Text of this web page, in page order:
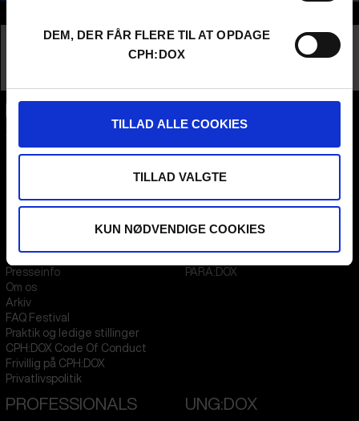
DEM, DER FÅR FLERE TIL AT OPDAGE
CPH:DOX
TILLAD ALLE COOKIES
TILLAD VALGTE
KUN NØDVENDIGE COOKIES
Nationalitet
Poland
Sundance Film Festival
Flæsketorvet 60, 3s
1711Copenhagen V
CVR31285569
FESTIVAL 2026 DA
Presseinfo
Om os
Arkiv
FAQ Festival
Praktik og ledige stillinger
CPH:DOX Code Of Conduct
Frivillig på CPH:DOX
Privatlivspolitik
STREAMING
PARA:DOX
PROFESSIONALS UNG:DOX